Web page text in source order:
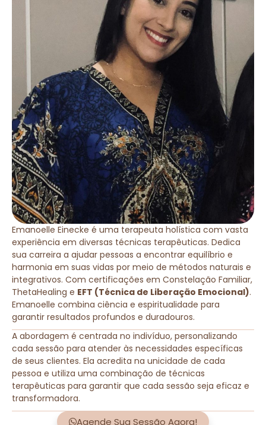
Emanoelle Einecke é uma terapeuta holística com vasta
experiência em diversas técnicas terapêuticas. Dedica
sua carreira a ajudar pessoas a encontrar equilíbrio e
harmonia em suas vidas por meio de métodos naturais e
integrativos. Com certificações em Constelação Familiar,
ThetaHealing e EFT (Técnica de Liberação Emocional).
Emanoelle combina ciência e espiritualidade para
garantir resultados profundos e duradouros.
A abordagem é centrada no indivíduo, personalizando
cada sessão para atender às necessidades específicas
de seus clientes. Ela acredita na unicidade de cada
pessoa e utiliza uma combinação de técnicas
terapêuticas para garantir que cada sessão seja eficaz e
transformadora.
Agende Sua Sessão Agora!